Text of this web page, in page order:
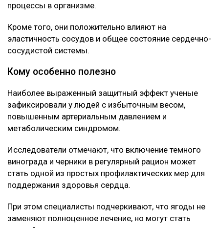
процессы в организме.
Кроме того, они положительно влияют на
эластичность сосудов и общее состояние сердечно-
сосудистой системы.
Кому особенно полезно
Наиболее выраженный защитный эффект ученые
зафиксировали у людей с избыточным весом,
повышенным артериальным давлением и
метаболическим синдромом.
Исследователи отмечают, что включение темного
винограда и черники в регулярный рацион может
стать одной из простых профилактических мер для
поддержания здоровья сердца.
При этом специалисты подчеркивают, что ягоды не
заменяют полноценное лечение, но могут стать